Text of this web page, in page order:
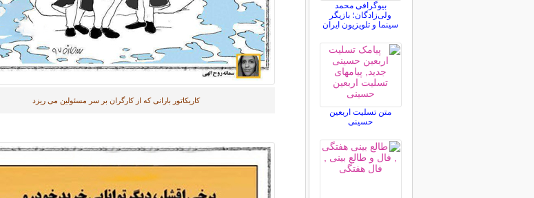
کاریکاتور بارانی که از کارگران بر سر مسئولین می ریزد
بیوگرافی محمد
ولی‌زادگان؛ بازیگر
سینما و تلویزیون ایران
متن تسلیت اربعین
حسینی